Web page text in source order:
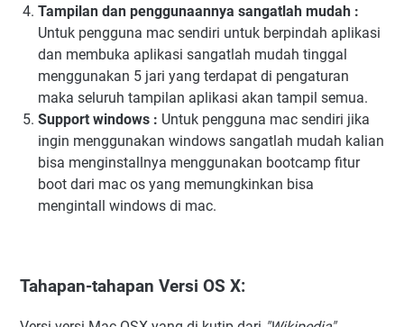
Tampilan dan penggunaannya sangatlah mudah :
Untuk pengguna mac sendiri untuk berpindah aplikasi
dan membuka aplikasi sangatlah mudah tinggal
menggunakan 5 jari yang terdapat di pengaturan
maka seluruh tampilan aplikasi akan tampil semua.
Support windows : Untuk pengguna mac sendiri jika
ingin menggunakan windows sangatlah mudah kalian
bisa menginstallnya menggunakan bootcamp fitur
boot dari mac os yang memungkinkan bisa
mengintall windows di mac.
Tahapan-tahapan Versi OS X: